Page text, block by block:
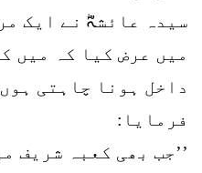
سیدہ عائشہؓ نے ایک
میں عرض کیا کہ میں
داخل ہونا چاہتی
فرمایا:
’’جب بھی کعبہ شریف